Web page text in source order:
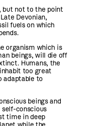
but not to the point
Devonian,
fuels on which
organism which is
beings, will die off
Humans, the
too great
adaptable to
beings and
conscious
time in deep